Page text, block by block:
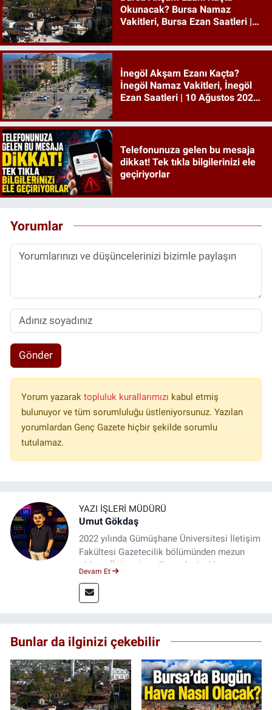
Okunacak? Bursa Namaz
Vakitleri, Bursa Ezan Saatleri |
İnegöl Akşam Ezanı Kaçta?
İnegöl Namaz Vakitleri, İnegöl
Ezan Saatleri | 10 Ağustos 2026
Telefonunuza gelen bu mesaja
dikkat! Tek tıkla bilgilerinizi ele
geçiriyorlar
Yorumlar
Gönder
Yorum yazarak topluluk kurallarımızı kabul etmiş
bulunuyor ve tüm sorumluluğu üstleniyorsunuz. Yazılan
yorumlardan Genç Gazete hiçbir şekilde sorumlu
tutulamaz.
YAZI İŞLERI MÜDÜRÜ
Umut Gökdaş
2022 yılında Gümüşhane Üniversitesi İletişim
Fakültesi Gazetecilik bölümünden mezun
oldum. Üniversite yıllarımda 4 yıl boyunca
saha deneyimi kazandım. 2023 yılından beri
Genç Gazete'de okurlarımıza haber
Devam Et
Bunlar da ilginizi çekebilir